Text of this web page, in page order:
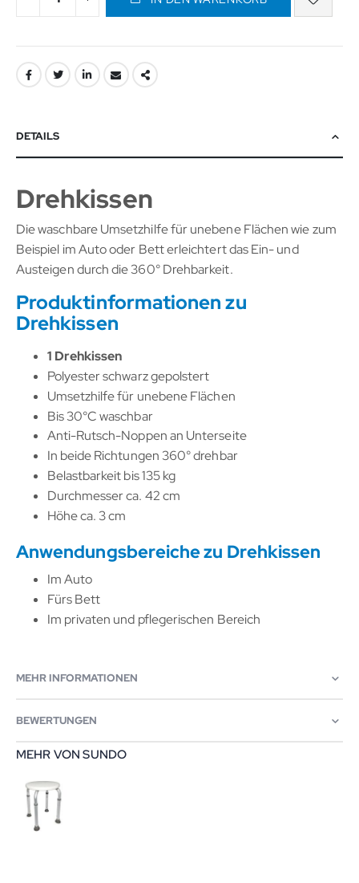
DETAILS
Drehkissen
Die waschbare Umsetzhilfe für unebene Flächen wie zum
Beispiel im Auto oder Bett erleichtert das Ein- und
Austeigen durch die 360° Drehbarkeit.
Produktinformationen zu
Drehkissen
1 Drehkissen
Polyester schwarz gepolstert
Umsetzhilfe für unebene Flächen
Bis 30°C waschbar
Anti-Rutsch-Noppen an Unterseite
In beide Richtungen 360° drehbar
Belastbarkeit bis 135 kg
Durchmesser ca. 42 cm
Höhe ca. 3 cm
Anwendungsbereiche zu Drehkissen
Im Auto
Fürs Bett
Im privaten und pflegerischen Bereich
MEHR INFORMATIONEN
BEWERTUNGEN
MEHR VON SUNDO